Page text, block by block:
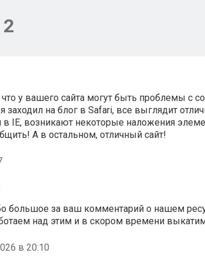
2
у вашего сайта могут быть проблемы с
заходил на блог в Safari, все выглядит
в IE, возникают некоторые наложения
А в остальном, отличный сайт!
большое за ваш комментарий о нашем
над этим и в скором времени
в 20:10